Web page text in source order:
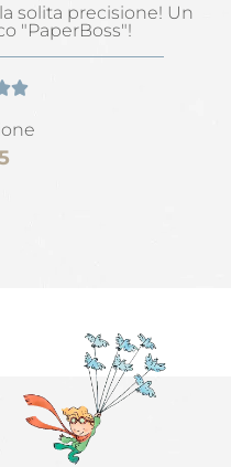
solita precisione! Un
"PaperBoss"!
